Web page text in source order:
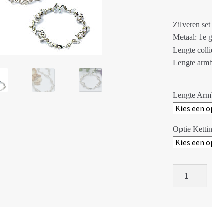
Zilveren
Metaal: 1e
Lengte
Lengte
Lengte
Optie